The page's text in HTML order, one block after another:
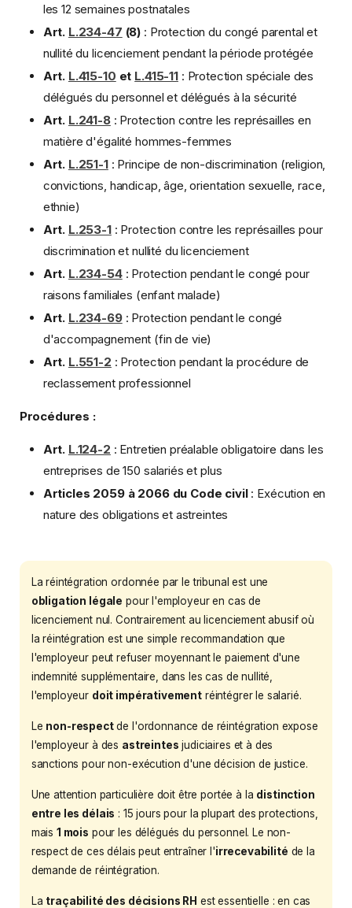
les 12 semaines postnatales
Art. L.234-47 (8) : Protection du congé parental et
nullité du licenciement pendant la période protégée
Art. L.415-10 et L.415-11: Protection spéciale des
délégués du personnel et délégués à la sécurité
Art. L.241-8: Protection contre les représailles en
matière d'égalité hommes-femmes
Art. L.251-1: Principe de non-discrimination (religion,
convictions, handicap, âge, orientation sexuelle, race,
ethnie)
Art. L.253-1: Protection contre les représailles pour
discrimination et nullité du licenciement
Art. L.234-54: Protection pendant le congé pour
raisons familiales (enfant malade)
Art. L.234-69: Protection pendant le congé
d'accompagnement (fin de vie)
Art. L.551-2 : Protection pendant la procédure de
reclassement professionnel
Procédures :
Art. L.124-2 : Entretien préalable obligatoire dans les
entreprises de 150 salariés et plus
Articles 2059 à 2066 du Code civil: Exécution en
nature des obligations et astreintes
La réintégration ordonnée par le tribunal est une
obligation légale pour l'employeur en cas de
licenciement nul. Contrairement au licenciement abusif où
la réintégration est une simple recommandation que
l'employeur peut refuser moyennant le paiement d'une
indemnité supplémentaire, dans les cas de nullité,
l'employeur doit impérativement réintégrer le salarié.
Le non-respectde l'ordonnance de réintégration expose
l'employeur à des astreintes judiciaires et à des
sanctions pour non-exécution d'une décision de justice.
Une attention particulière doit être portée à la distinction
entre les délais : 15 jours pour la plupart des protections,
mais 1 mois pour les délégués du personnel. Le non-
respect de ces délais peut entraîner l'irrecevabilité de la
demande de réintégration.
La traçabilité des décisions RH est essentielle : en cas